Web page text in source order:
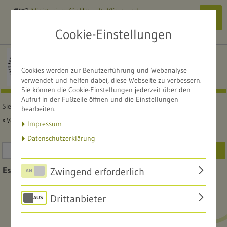
Ministerium für Umwelt, Klima und
Alle Naturschutzzentren
Obere Donau
Sie sind hier: Startseite
Veranstaltungskalender
Es ist ein Fehler aufgetreten!
Cookie-Einstellungen
Cookies werden zur Benutzerführung und Webanalyse
verwendet und helfen dabei, diese Webseite zu verbessern.
Sie können die Cookie-Einstellungen jederzeit über den
Aufruf in der Fußzeile öffnen und die Einstellungen
bearbeiten.
Impressum
Datenschutzerklärung
Zwingend erforderlich
Drittanbieter